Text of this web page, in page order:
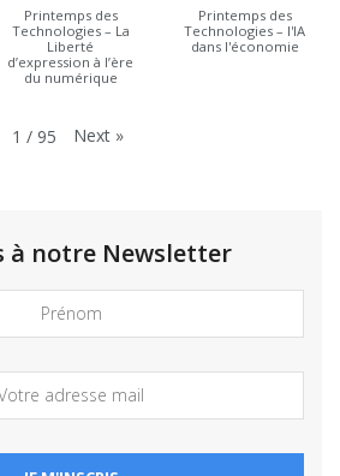
Printemps des
Technologies – La
Liberté
d’expression à l’ère
du numérique
Printemps des
Technologies – l'IA
dans l'économie
1 / 95 Next »
à notre Newsletter